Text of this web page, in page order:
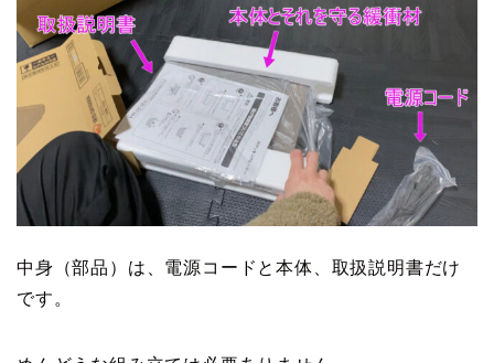
中身（部品）は、電源コードと本体、取扱説明書だけ
です。